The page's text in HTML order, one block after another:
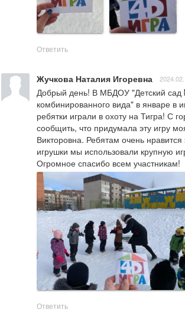
Ответить
Жучкова Наталия Игоревна
Добрый день! В МБДОУ "Детский сад
комбинированного вида" в январе в
ребятки играли в охоту на Тигра! С
сообщить, что придумала эту игру
Викторовна. Ребятам очень нравится
игрушки мы использовали крупную
Огромное спасибо всем участникам!
Ответить